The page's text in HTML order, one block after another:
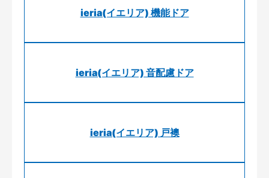
ieria(イエリア) 機能ドア
ieria(イエリア) 音配慮ドア
ieria(イエリア) 戸襖